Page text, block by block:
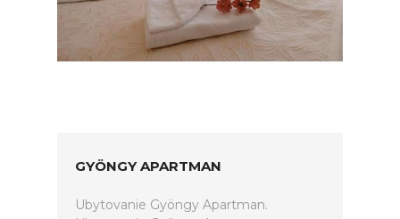
GYÖNGY APARTMAN
Ubytovanie Gyöngy Apartman.